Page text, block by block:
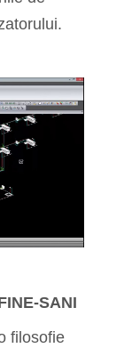
SANI
filosofie